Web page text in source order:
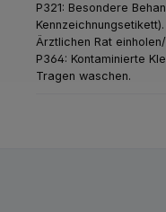
P321: Besondere
Kennzeichnungsetikett).
Ärztlichen Rat
P364: Kontaminierte
Tragen waschen.